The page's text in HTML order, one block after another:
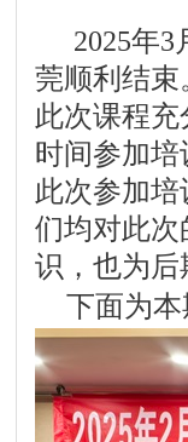
2025年
莞顺利结束
此次课程
时间参加
此次参加
们均对此
识，也为
下面为本